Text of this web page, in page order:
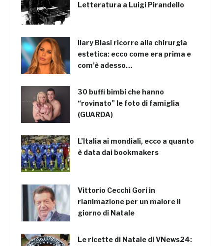
Letteratura a Luigi Pirandello
Ilary Blasi ricorre alla chirurgia
estetica: ecco come era prima e
com’è adesso…
30 buffi bimbi che hanno
“rovinato” le foto di famiglia
(GUARDA)
L’Italia ai mondiali, ecco a quanto
è data dai bookmakers
Vittorio Cecchi Gori in
rianimazione per un malore il
giorno di Natale
Le ricette di Natale di VNews24: